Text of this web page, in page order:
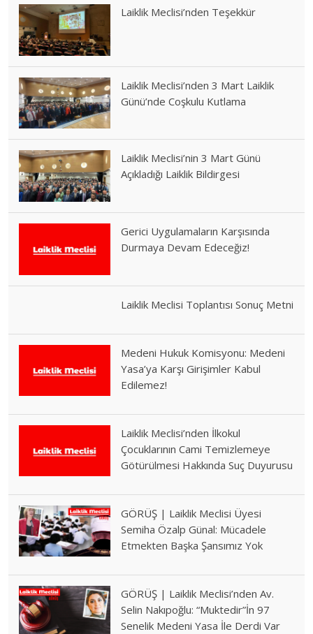
Laiklik Meclisi’nden Teşekkür
Laiklik Meclisi’nden 3 Mart Laiklik
Günü’nde Coşkulu Kutlama
Laiklik Meclisi’nin 3 Mart Günü
Açıkladığı Laiklik Bildirgesi
Gerici Uygulamaların Karşısında
Durmaya Devam Edeceğiz!
Laiklik Meclisi Toplantısı Sonuç Metni
Medeni Hukuk Komisyonu: Medeni
Yasa’ya Karşı Girişimler Kabul
Edilemez!
Laiklik Meclisi’nden İlkokul
Çocuklarının Cami Temizlemeye
Götürülmesi Hakkında Suç Duyurusu
GÖRÜŞ | Laiklik Meclisi Üyesi
Semiha Özalp Günal: Mücadele
Etmekten Başka Şansımız Yok
GÖRÜŞ | Laiklik Meclisi’nden Av.
Selin Nakıpoğlu: “Muktedir”İn 97
Senelik Medeni Yasa İle Derdi Var